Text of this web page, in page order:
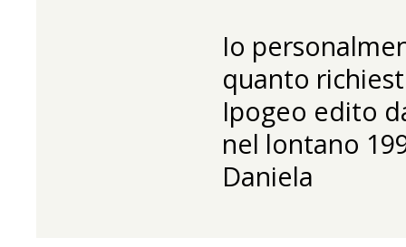
Io
quanto
Ipogeo edito
nel lontano
Daniela